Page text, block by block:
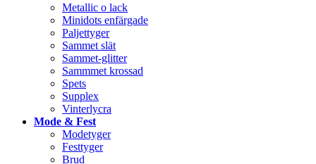
Metallic o lack
Minidots enfärgade
Paljettyger
Sammet slät
Sammet-glitter
Sammmet krossad
Spets
Supplex
Vinterlycra
Mode & Fest
Modetyger
Festtyger
Brud